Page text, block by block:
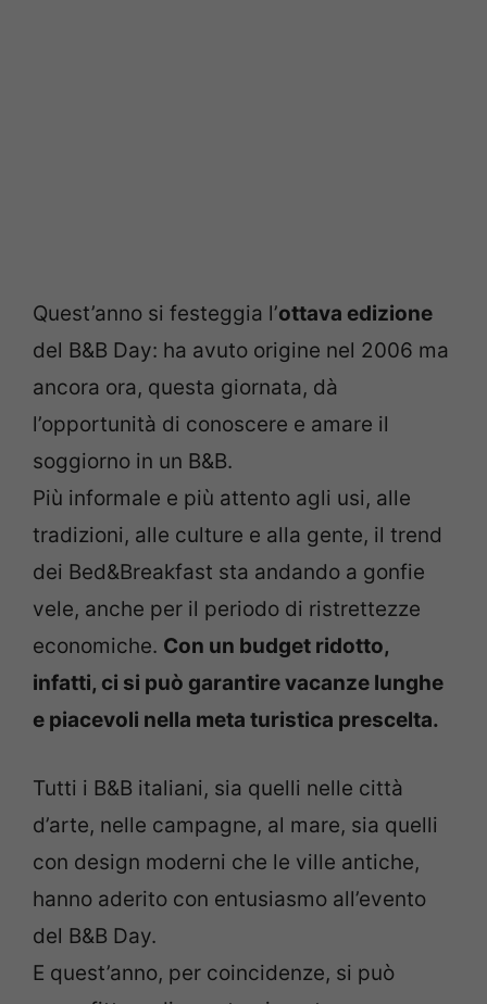
Quest’anno si festeggia l’ottava edizione
del B&B Day: ha avuto origine nel 2006 ma
ancora ora, questa giornata, dà
l’opportunità di conoscere e amare il
soggiorno in un B&B.
Più informale e più attento agli usi, alle
tradizioni, alle culture e alla gente, il trend
dei Bed&Breakfast sta andando a gonfie
vele, anche per il periodo di ristrettezze
economiche. Con un budget ridotto,
infatti, ci si può garantire vacanze lunghe
e piacevoli nella meta turistica prescelta.
Tutti i B&B italiani, sia quelli nelle città
d’arte, nelle campagne, al mare, sia quelli
con design moderni che le ville antiche,
hanno aderito con entusiasmo all’evento
del B&B Day.
E quest’anno, per coincidenze, si può